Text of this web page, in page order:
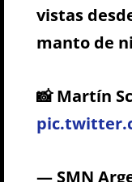
vistas
manto de
📸 Martín
— SMN